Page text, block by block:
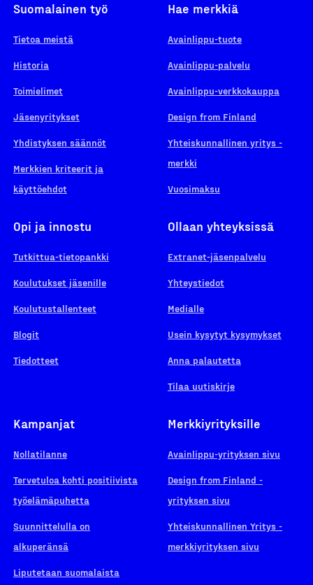
Suomalainen työ
Tietoa meistä
Historia
Toimielimet
Jäsenyritykset
Yhdistyksen säännöt
Merkkien kriteerit ja
käyttöehdot
Hae merkkiä
Avainlippu-tuote
Avainlippu-palvelu
Avainlippu-verkkokauppa
Design from Finland
Yhteiskunnallinen yritys -
merkki
Vuosimaksu
Opi ja innostu
Tutkittua-tietopankki
Koulutukset jäsenille
Koulutustallenteet
Blogit
Tiedotteet
Ollaan yhteyksissä
Extranet-jäsenpalvelu
Yhteystiedot
Medialle
Usein kysytyt kysymykset
Anna palautetta
Tilaa uutiskirje
Kampanjat
Nollatilanne
Tervetuloa kohti positiivista
työelämäpuhetta
Suunnittelulla on
alkuperänsä
Liputetaan suomalaista
Merkkiyrityksille
Avainlippu-yrityksen sivu
Design from Finland -
yrityksen sivu
Yhteiskunnallinen Yritys -
merkkiyrityksen sivu